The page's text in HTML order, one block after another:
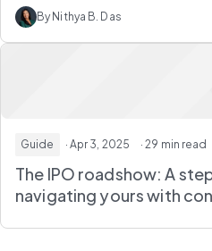
By Nithya B. Das
Guide · Apr 3, 2025 · 29 min read
The IPO roadshow: A
navigating yours with